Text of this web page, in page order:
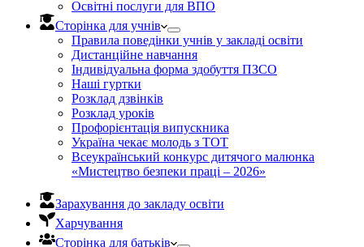
Освітні послуги для ВПО
Сторінка для учнів
Правила поведінки учнів у закладі освіти
Дистанційне навчання
Індивідуальна форма здобуття ПЗСО
Наші гуртки
Розклад дзвінків
Розклад уроків
Профорієнтація випускника
Україна чекає молодь з ТОТ
Всеукраїнський конкурс дитячого малюнка
«Мистецтво безпеки праці – 2026»
Зарахування до закладу освіти
Харчування
Сторінка для батьків